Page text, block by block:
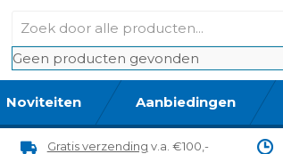
Geen producten gevonden
Noviteiten Aanbiedingen
Gratis verzending v.a. €100,-